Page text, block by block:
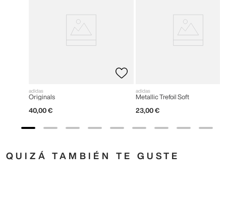
adidas
Originals
40,00 €
adidas
Metallic Trefoil Soft
23,00 €
QUIZÁ TAMBIÉN TE GUSTE